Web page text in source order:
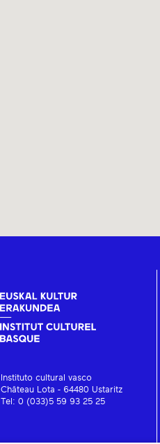
Instituto cultural vasco
Château Lota - 64480 Ustaritz
Tel: 0 (033)5 59 93 25 25